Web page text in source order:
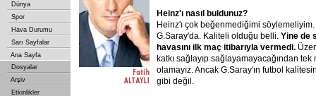
Dünya
Spor
Hava Durumu
Sarı Sayfalar
Ana Sayfa
Dosyalar
Arşiv
Etkinlikler
Heinz'ı nasıl buldunuz?
Heinz'ı çok beğenmediğimi söylemeliyim.
G.Saray'da. Kaliteli olduğu belli. Yine de
havasını ilk maç itibarıyla vermedi.
katkı sağlayıp sağlayamayacağından
olamayız. Ancak G.Saray'ın futbol
gibi değil.